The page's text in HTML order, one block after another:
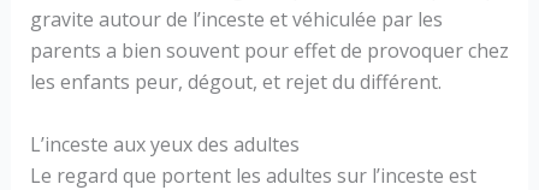
gravite autour de l’inceste et véhiculée par les
parents a bien souvent pour effet de provoquer chez
les enfants peur, dégout, et rejet du différent.
L’inceste aux yeux des adultes
Le regard que portent les adultes sur l’inceste est